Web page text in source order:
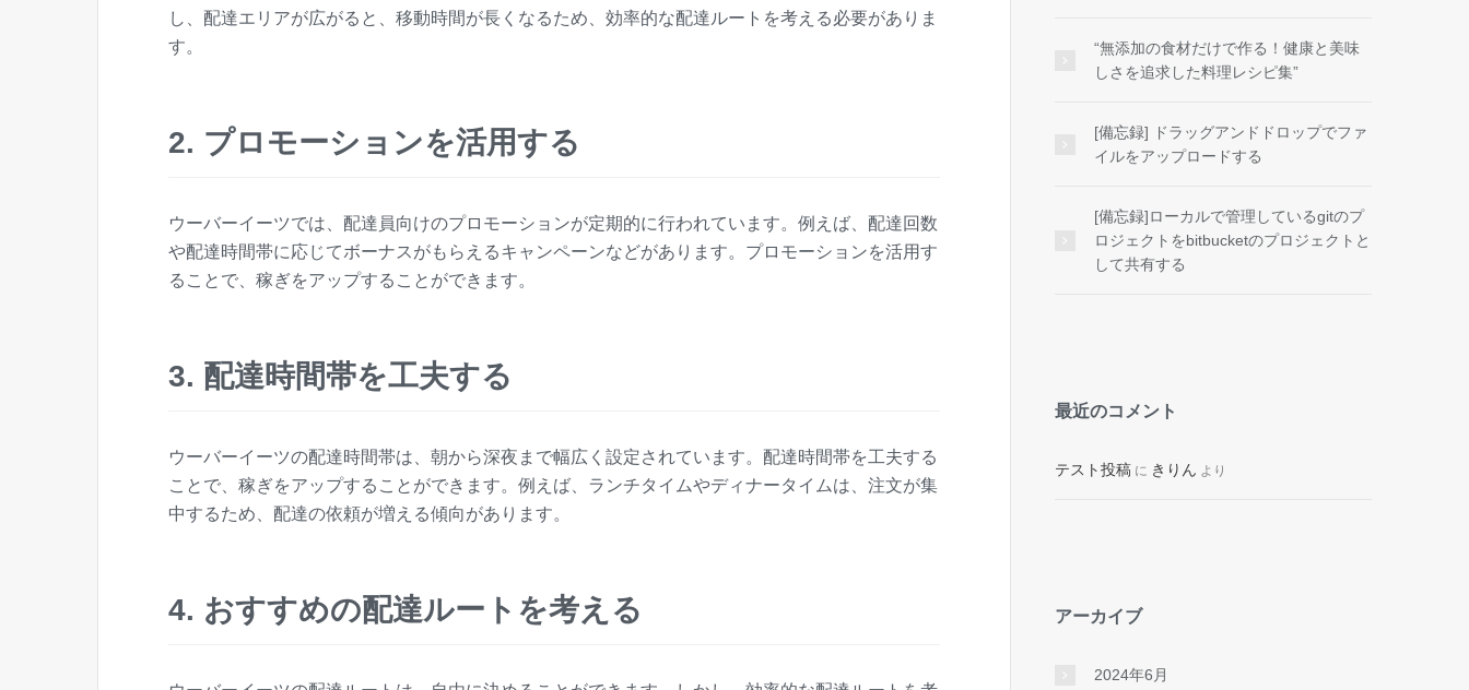
し、配達エリアが広がると、移動時間が長くなるため、効率的な配達ルートを考える必要がありま
す。
2. プロモーションを活用する
ウーバーイーツでは、配達員向けのプロモーションが定期的に行われています。例えば、配達回数
や配達時間帯に応じてボーナスがもらえるキャンペーンなどがあります。プロモーションを活用す
ることで、稼ぎをアップすることができます。
3. 配達時間帯を工夫する
ウーバーイーツの配達時間帯は、朝から深夜まで幅広く設定されています。配達時間帯を工夫する
ことで、稼ぎをアップすることができます。例えば、ランチタイムやディナータイムは、注文が集
中するため、配達の依頼が増える傾向があります。
4. おすすめの配達ルートを考える
“無添加の食材だけで作る！健康と美味
しさを追求した料理レシピ集”
[備忘録] ドラッグアンドドロップでファ
イルをアップロードする
[備忘録]ローカルで管理しているgitのプ
ロジェクトをbitbucketのプロジェクトと
して共有する
最近のコメント
テスト投稿 に きりん より
アーカイブ
2024年6月